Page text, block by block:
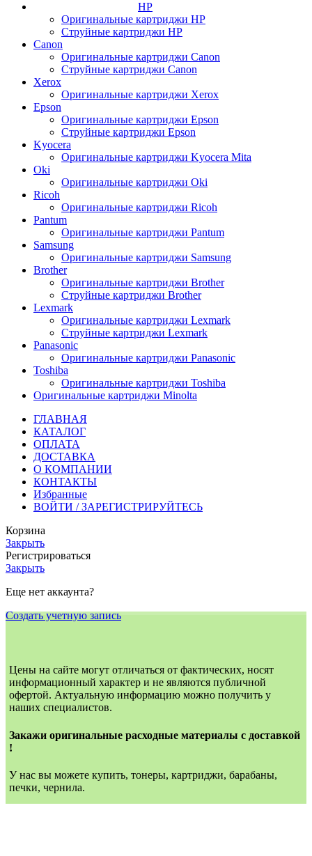
HP
Оригинальные картриджи HP
Струйные картриджи HP
Canon
Оригинальные картриджи Canon
Струйные картриджи Canon
Xerox
Оригинальные картриджи Xerox
Epson
Оригинальные картриджи Epson
Струйные картриджи Epson
Kyocera
Оригинальные картриджи Kyocera Mita
Oki
Оригинальные картриджи Oki
Ricoh
Оригинальные картриджи Ricoh
Pantum
Оригинальные картриджи Pantum
Samsung
Оригинальные картриджи Samsung
Brother
Оригинальные картриджи Brother
Струйные картриджи Brother
Lexmark
Оригинальные картриджи Lexmark
Струйные картриджи Lexmark
Panasonic
Оригинальные картриджи Panasonic
Toshiba
Оригинальные картриджи Toshiba
Оригинальные картриджи Minolta
ГЛАВНАЯ
КАТАЛОГ
ОПЛАТА
ДОСТАВКА
О КОМПАНИИ
КОНТАКТЫ
Избранные
ВОЙТИ / ЗАРЕГИСТРИРУЙТЕСЬ
Корзина
Закрыть
Регистрироваться
Закрыть
Еще нет аккаунта?
Создать учетную запись
Цены на сайте могут отличаться от фактических, носят
информационный характер и не являются публичной
офертой. Актуальную информацию можно получить у
наших специалистов.
Закажи оригинальные расходные материалы с доставкой
!
У нас вы можете купить, тонеры, картриджи, барабаны,
печки, чернила.